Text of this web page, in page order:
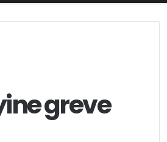
greve